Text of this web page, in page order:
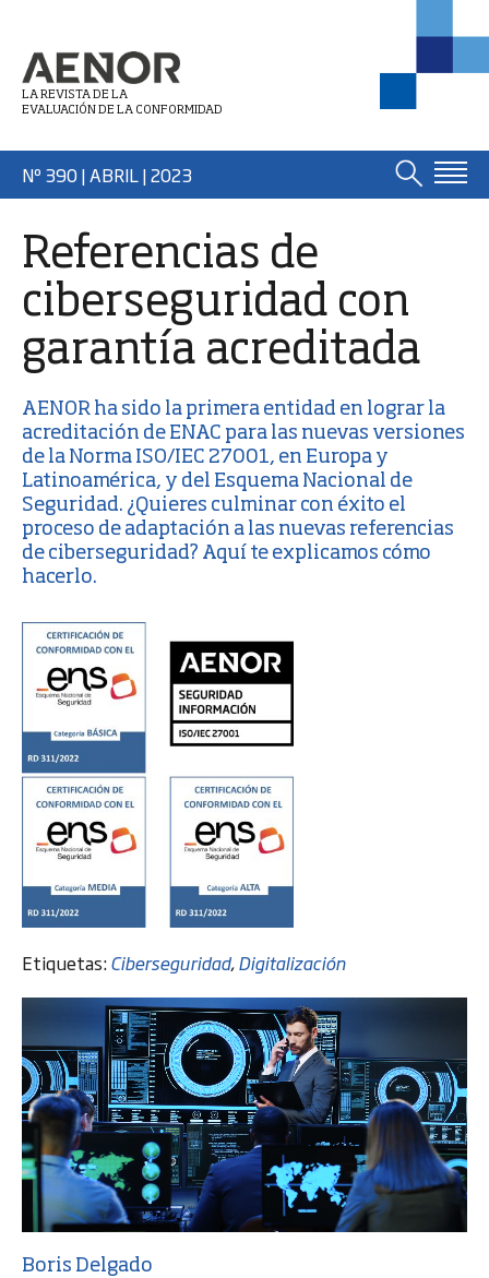
LA REVISTA DE LA
EVALUACIÓN DE LA CONFORMIDAD
Nº 390 | ABRIL| 2023
Referencias de
ciberseguridad con
garantía acreditada
AENOR ha sido la primera entidad en lograr la
acreditación de ENAC para las nuevas versiones
de la Norma ISO/IEC 27001, en Europa y
Latinoamérica, y del Esquema Nacional de
Seguridad. ¿Quieres culminar con éxito el
proceso de adaptación a las nuevas referencias
de ciberseguridad? Aquí te explicamos cómo
hacerlo.
Etiquetas:Ciberseguridad,Digitalización
Boris Delgado